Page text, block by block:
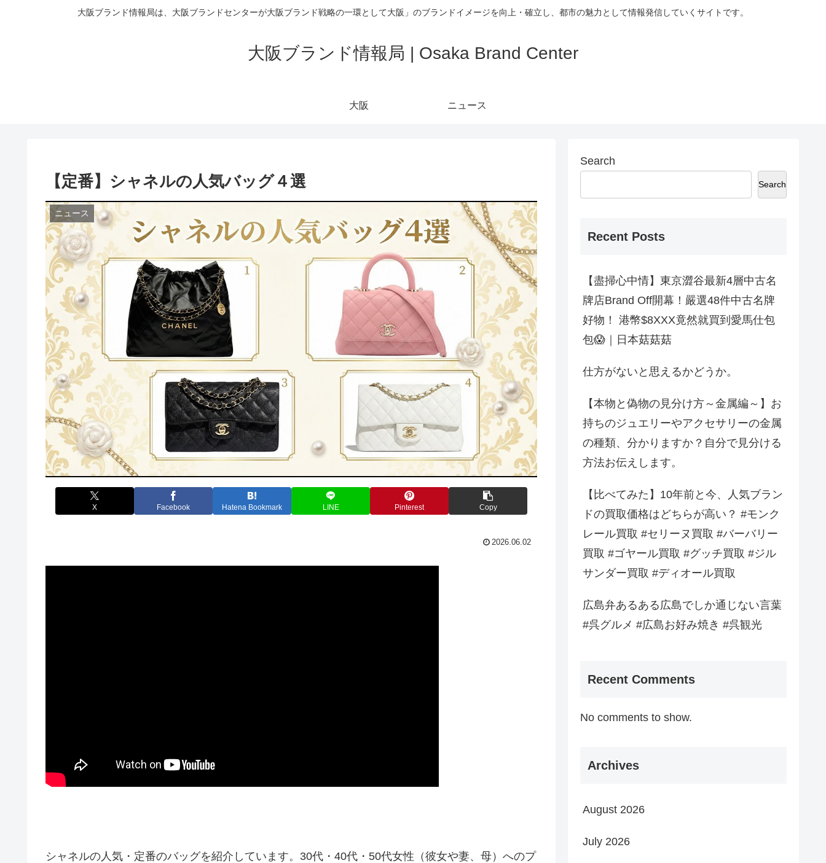
大阪ブランド情報局は、大阪ブランドセンターが大阪ブランド戦略の一環として大阪」のブランドイメージを向上・確立し、都市の魅力として情報発信していくサイトです。
大阪ブランド情報局 | Osaka Brand Center
大阪 ニュース
【定番】シャネルの人気バッグ４選
ニュース
X Facebook Hatena Bookmark LINE Pinterest Copy
2026.06.02
シャネルの人気・定番のバッグを紹介しています。30代・40代・50代女性（彼女や妻、母）へのプ
Search
Search
Recent Posts
【盡掃心中情】東京澀谷最新4層中古名
牌店Brand Off開幕！嚴選48件中古名牌
好物！ 港幣$8XXX竟然就買到愛馬仕包
包😱｜日本菇菇菇
仕方がないと思えるかどうか。
【本物と偽物の見分け方～金属編～】お
持ちのジュエリーやアクセサリーの金属
の種類、分かりますか？自分で見分ける
方法お伝えします。
【比べてみた】10年前と今、人気ブラン
ドの買取価格はどちらが高い？ #モンク
レール買取 #セリーヌ買取 #バーバリー
買取 #ゴヤール買取 #グッチ買取 #ジル
サンダー買取 #ディオール買取
広島弁あるある広島でしか通じない言葉
#呉グルメ #広島お好み焼き #呉観光
Recent Comments
No comments to show.
Archives
August 2026
July 2026